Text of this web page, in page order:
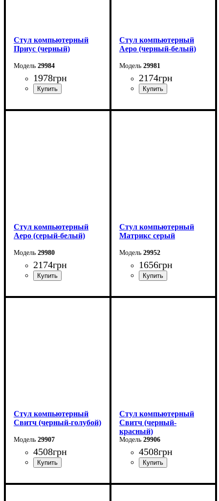
Стул компьютерный
Приус (черный)
29984
1978грн
Стул компьютерный
Аеро (черный-белый)
29981
2174грн
Стул компьютерный
Аеро (серый-белый)
29980
2174грн
Стул компьютерный
Матрикс серый
29952
1656грн
Стул компьютерный
Свитч (черный-голубой)
29907
4508грн
Стул компьютерный
Свитч (черный-
красный)
29906
4508грн